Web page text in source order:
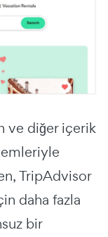
ve diğer içerik
TripAdvisor
daha fazla
bir